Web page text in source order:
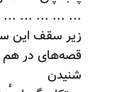
... ... ... ... ..
زیر سقف این
قصه‌های در هم
شنیدن